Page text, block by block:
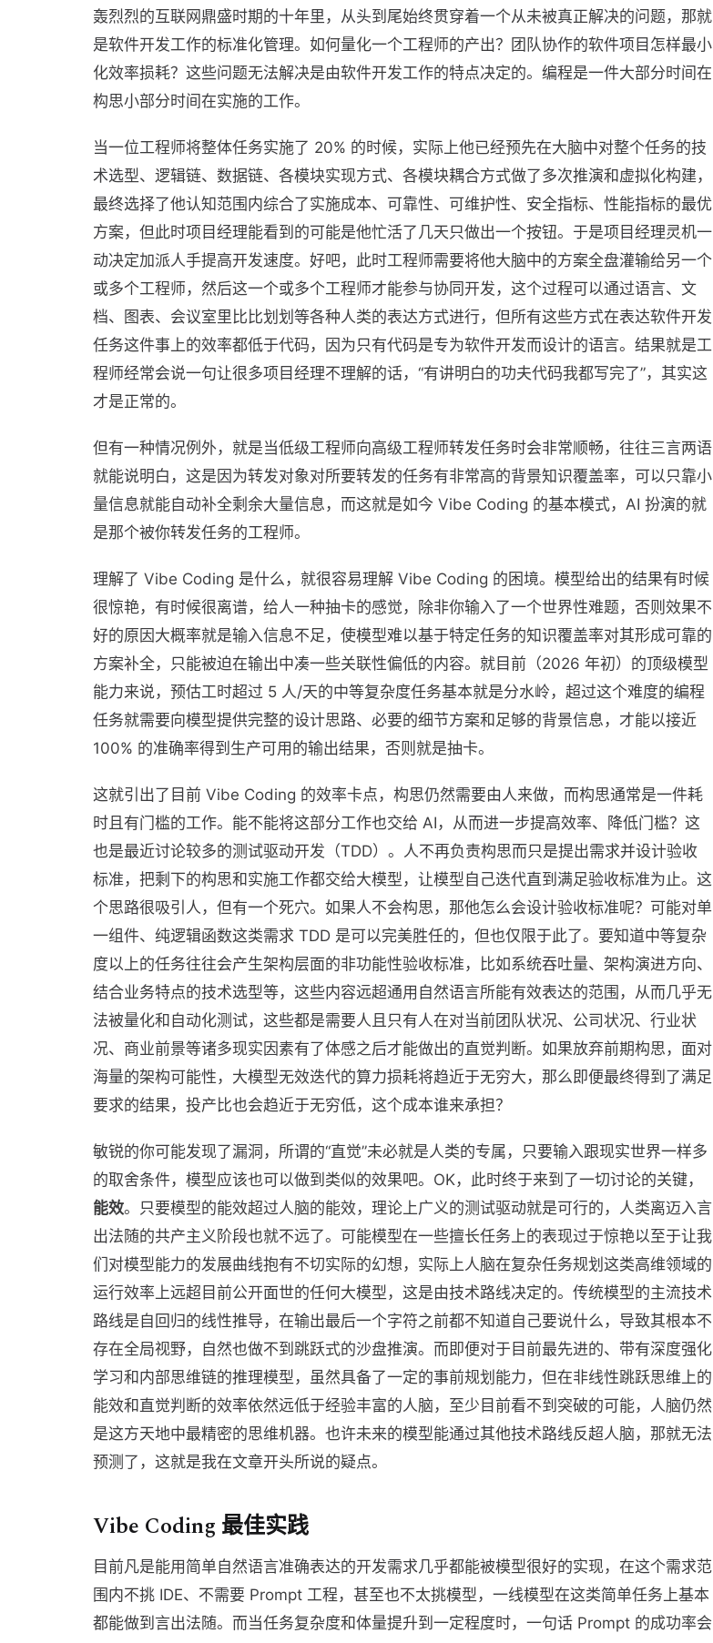
轰烈烈的互联网鼎盛时期的十年里，从头到尾始终贯穿着一个从未被真正解决的问题，那就
是软件开发工作的标准化管理。如何量化一个工程师的产出？团队协作的软件项目怎样最小
化效率损耗？这些问题无法解决是由软件开发工作的特点决定的。编程是一件大部分时间在
构思小部分时间在实施的工作。
当一位工程师将整体任务实施了 20% 的时候，实际上他已经预先在大脑中对整个任务的技
术选型、逻辑链、数据链、各模块实现方式、各模块耦合方式做了多次推演和虚拟化构建，
最终选择了他认知范围内综合了实施成本、可靠性、可维护性、安全指标、性能指标的最优
方案，但此时项目经理能看到的可能是他忙活了几天只做出一个按钮。于是项目经理灵机一
动决定加派人手提高开发速度。好吧，此时工程师需要将他大脑中的方案全盘灌输给另一个
或多个工程师，然后这一个或多个工程师才能参与协同开发，这个过程可以通过语言、文
档、图表、会议室里比比划划等各种人类的表达方式进行，但所有这些方式在表达软件开发
任务这件事上的效率都低于代码，因为只有代码是专为软件开发而设计的语言。结果就是工
程师经常会说一句让很多项目经理不理解的话，“有讲明白的功夫代码我都写完了”，其实这
才是正常的。
但有一种情况例外，就是当低级工程师向高级工程师转发任务时会非常顺畅，往往三言两语
就能说明白，这是因为转发对象对所要转发的任务有非常高的背景知识覆盖率，可以只靠小
量信息就能自动补全剩余大量信息，而这就是如今 Vibe Coding 的基本模式，AI 扮演的就
是那个被你转发任务的工程师。
理解了 Vibe Coding 是什么，就很容易理解 Vibe Coding 的困境。模型给出的结果有时候
很惊艳，有时候很离谱，给人一种抽卡的感觉，除非你输入了一个世界性难题，否则效果不
好的原因大概率就是输入信息不足，使模型难以基于特定任务的知识覆盖率对其形成可靠的
方案补全，只能被迫在输出中凑一些关联性偏低的内容。就目前（2026 年初）的顶级模型
能力来说，预估工时超过 5 人/天的中等复杂度任务基本就是分水岭，超过这个难度的编程
任务就需要向模型提供完整的设计思路、必要的细节方案和足够的背景信息，才能以接近
100% 的准确率得到生产可用的输出结果，否则就是抽卡。
这就引出了目前 Vibe Coding 的效率卡点，构思仍然需要由人来做，而构思通常是一件耗
时且有门槛的工作。能不能将这部分工作也交给 AI，从而进一步提高效率、降低门槛？这
也是最近讨论较多的测试驱动开发（TDD）。人不再负责构思而只是提出需求并设计验收
标准，把剩下的构思和实施工作都交给大模型，让模型自己迭代直到满足验收标准为止。这
个思路很吸引人，但有一个死穴。如果人不会构思，那他怎么会设计验收标准呢？可能对单
一组件、纯逻辑函数这类需求 TDD 是可以完美胜任的，但也仅限于此了。要知道中等复杂
度以上的任务往往会产生架构层面的非功能性验收标准，比如系统吞吐量、架构演进方向、
结合业务特点的技术选型等，这些内容远超通用自然语言所能有效表达的范围，从而几乎无
法被量化和自动化测试，这些都是需要人且只有人在对当前团队状况、公司状况、行业状
况、商业前景等诸多现实因素有了体感之后才能做出的直觉判断。如果放弃前期构思，面对
海量的架构可能性，大模型无效迭代的算力损耗将趋近于无穷大，那么即便最终得到了满足
要求的结果，投产比也会趋近于无穷低，这个成本谁来承担？
敏锐的你可能发现了漏洞，所谓的“直觉”未必就是人类的专属，只要输入跟现实世界一样多
的取舍条件，模型应该也可以做到类似的效果吧。OK，此时终于来到了一切讨论的关键，
能效。只要模型的能效超过人脑的能效，理论上广义的测试驱动就是可行的，人类离迈入言
出法随的共产主义阶段也就不远了。可能模型在一些擅长任务上的表现过于惊艳以至于让我
们对模型能力的发展曲线抱有不切实际的幻想，实际上人脑在复杂任务规划这类高维领域的
运行效率上远超目前公开面世的任何大模型，这是由技术路线决定的。传统模型的主流技术
路线是自回归的线性推导，在输出最后一个字符之前都不知道自己要说什么，导致其根本不
存在全局视野，自然也做不到跳跃式的沙盘推演。而即便对于目前最先进的、带有深度强化
学习和内部思维链的推理模型，虽然具备了一定的事前规划能力，但在非线性跳跃思维上的
能效和直觉判断的效率依然远低于经验丰富的人脑，至少目前看不到突破的可能，人脑仍然
是这方天地中最精密的思维机器。也许未来的模型能通过其他技术路线反超人脑，那就无法
预测了，这就是我在文章开头所说的疑点。
Vibe Coding 最佳实践
目前凡是能用简单自然语言准确表达的开发需求几乎都能被模型很好的实现，在这个需求范
围内不挑 IDE、不需要 Prompt 工程，甚至也不太挑模型，一线模型在这类简单任务上基本
都能做到言出法随。而当任务复杂度和体量提升到一定程度时，一句话 Prompt 的成功率会